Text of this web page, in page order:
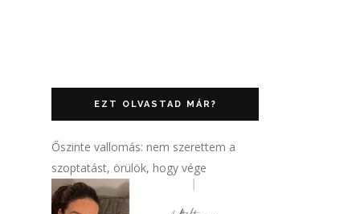
EZT OLVASTAD MÁR?
Őszinte vallomás: nem szerettem a
szoptatást, örülök, hogy vége